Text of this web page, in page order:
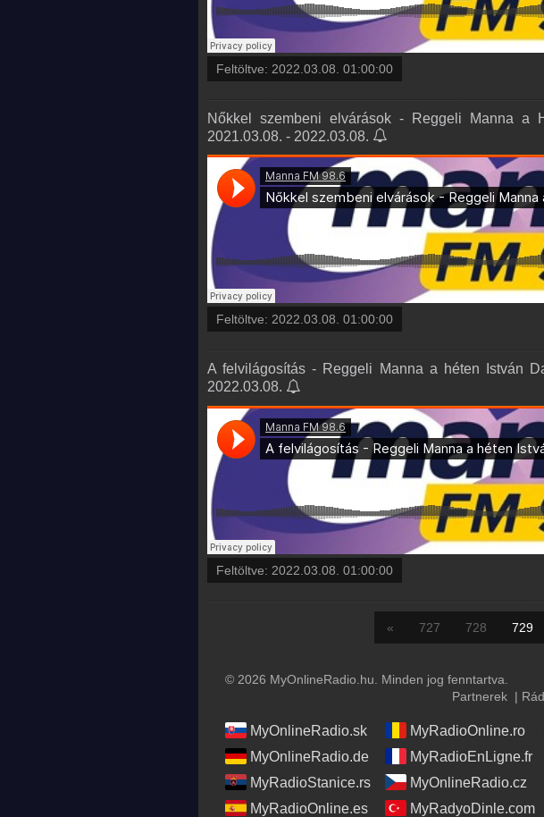
Feltöltve: 2022.03.08. 01:00:00
Nőkkel szembeni elvárások - Reggeli Manna a
2021.03.08. - 2022.03.08.
Feltöltve: 2022.03.08. 01:00:00
A felvilágosítás - Reggeli Manna a héten István
2022.03.08.
Feltöltve: 2022.03.08. 01:00:00
« 727 728 729
© 2026 MyOnlineRadio.hu. Minden jog fenntartva.
Partnerek |
MyOnlineRadio.sk MyRadioOnline.ro
MyOnlineRadio.de
MyRadioEnLigne.fr
MyRadioStanice.rs
MyOnlineRadio.cz
MyRadioOnline.es
MyRadyoDinle.com